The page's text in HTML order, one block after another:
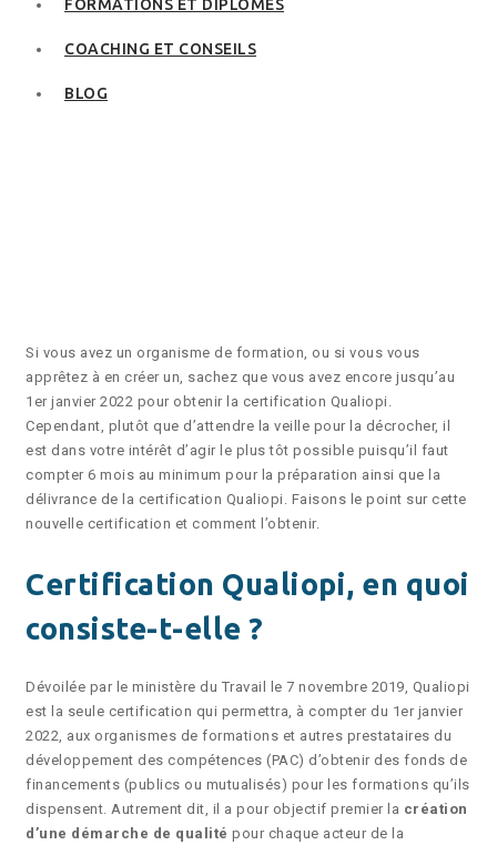
FORMATIONS ET DIPLÔMES
COACHING ET CONSEILS
BLOG
Si vous avez un organisme de formation, ou si vous vous
apprêtez à en créer un, sachez que vous avez encore jusqu’au
1er janvier 2022 pour obtenir la certification Qualiopi.
Cependant, plutôt que d’attendre la veille pour la décrocher, il
est dans votre intérêt d’agir le plus tôt possible puisqu’il faut
compter 6 mois au minimum pour la préparation ainsi que la
délivrance de la certification Qualiopi. Faisons le point sur cette
nouvelle certification et comment l’obtenir.
Certification Qualiopi, en quoi
consiste-t-elle ?
Dévoilée par le ministère du Travail le 7 novembre 2019, Qualiopi
est la seule certification qui permettra, à compter du 1er janvier
2022, aux organismes de formations et autres prestataires du
développement des compétences (PAC) d’obtenir des fonds de
financements (publics ou mutualisés) pour les formations qu’ils
dispensent. Autrement dit, il a pour objectif premier la création
d’une démarche de qualité pour chaque acteur de la